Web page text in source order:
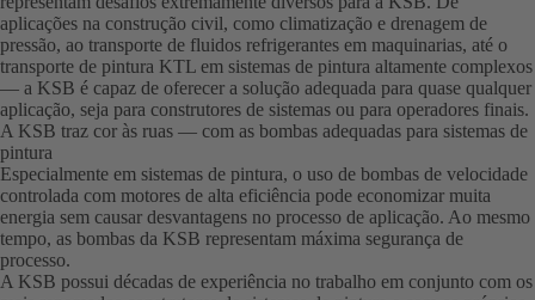
aplicações na construção civil, como climatização e drenagem de
pressão, ao transporte de fluidos refrigerantes em maquinarias, até o
transporte de pintura KTL em sistemas de pintura altamente complexos
— a KSB é capaz de oferecer a solução adequada para quase qualquer
aplicação, seja para construtores de sistemas ou para operadores finais.
A KSB traz cor às ruas — com as bombas adequadas para sistemas de
pintura
Especialmente em sistemas de pintura, o uso de bombas de velocidade
controlada com motores de alta eficiência pode economizar muita
energia sem causar desvantagens no processo de aplicação. Ao mesmo
tempo, as bombas da KSB representam máxima segurança de
processo.
A KSB possui décadas de experiência no trabalho em conjunto com os